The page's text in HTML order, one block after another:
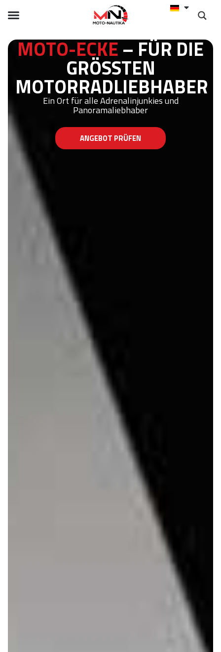
MOTO-ECKE– FÜR DIE
GRÖSSTEN M
OTORRADLIEBHABER
Ein Ort für alle Adrenalinjunkies und
Panoramaliebhaber
ANGEBOT PRÜFEN